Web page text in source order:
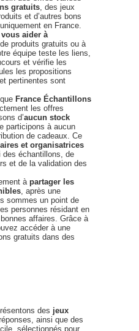
gratuits , des jeux
et d’autres bons
en France.
vous aider à
produits gratuits ou à
équipe teste les liens,
et vérifie les
les propositions
pertinentes sont
France Échantillons
les offres
d’aucun stock
participons à aucun
de cadeaux. Ce
et organisatrices
des échantillons, de
et de la validation des
à partager les
, après une
sommes un point de
personnes résidant en
affaires. Grâce à
accéder à une
gratuits dans des
des jeux
ainsi que des
sélectionnés pour